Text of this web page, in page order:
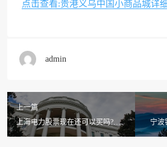
点击查看:贵港义乌中国小商品城详细
admin
上一篇
上海电力股票现在还可以买吗?上
海电力股票时候什么开盘
宁波